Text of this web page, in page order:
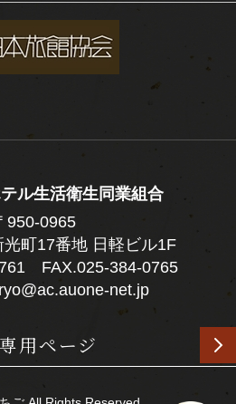
ル生活衛生同業組合
950-0965
町17番地 日軽ビル1F
FAX.025-384-0765
net.jp
用ページ